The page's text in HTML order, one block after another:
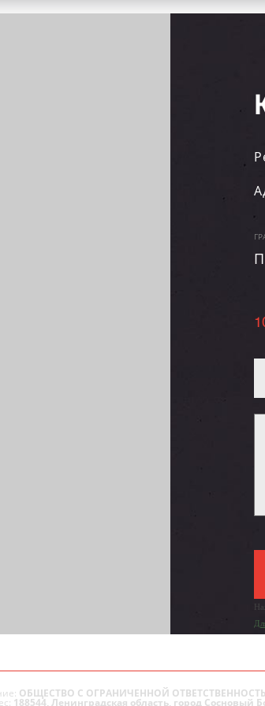
ОБЩЕСТВО С ОГРАНИЧЕННОЙ
188544, Ленинградская область, город Сосновый